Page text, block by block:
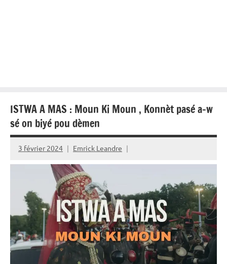
ISTWA A MAS : Moun Ki Moun , Konnèt pasé a-w
sé on biyé pou dèmen
3 février 2024 Emrick Leandre